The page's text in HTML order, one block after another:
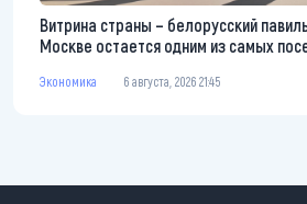
Витрина страны – белорусский
Москве остается одним из самых
Экономика 6 августа, 2026 21:45